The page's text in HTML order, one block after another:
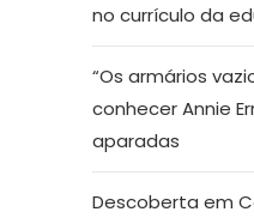
no currículo da
“Os armários
conhecer Annie
aparadas
Descoberta em